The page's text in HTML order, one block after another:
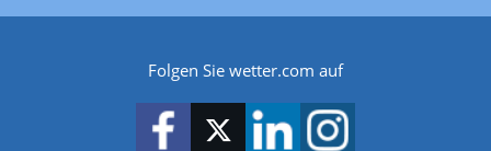
Folgen Sie wetter.com auf